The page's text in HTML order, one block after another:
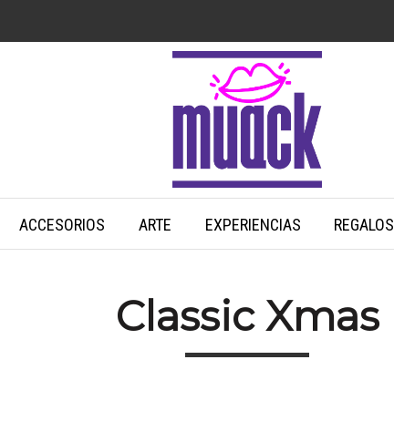
ACCESORIOS ARTE EXPERIENCIAS REGALOS
Classic Xmas